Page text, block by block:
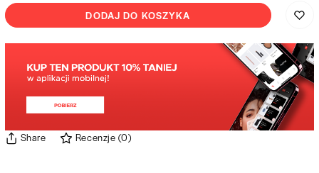
DODAJ DO KOSZYKA
Share Recenzje (0)